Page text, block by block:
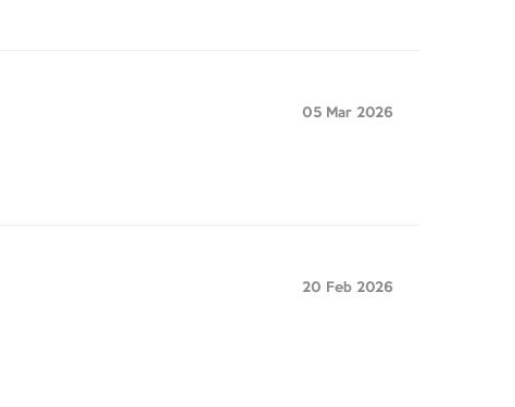
05 Mar 2026
20 Feb 2026